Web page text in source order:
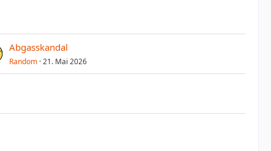
Abgasskandal
Random 21. Mai 2026